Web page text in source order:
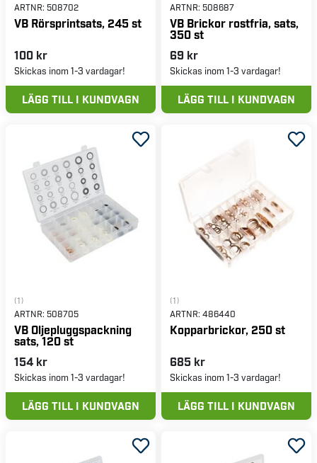
ARTNR: 508702
VB Rörsprintsats, 245 st
100 kr
Skickas inom 1-3 vardagar!
LÄGG TILL I KUNDVAGN
ARTNR: 508687
VB Brickor rostfria, sats,
350 st
69 kr
Skickas inom 1-3 vardagar!
LÄGG TILL I KUNDVAGN
(1)
ARTNR: 508705
VB Oljepluggspackning
sats, 120 st
154 kr
Skickas inom 1-3 vardagar!
LÄGG TILL I KUNDVAGN
(1)
ARTNR: 486440
Kopparbrickor, 250 st
685 kr
Skickas inom 1-3 vardagar!
LÄGG TILL I KUNDVAGN